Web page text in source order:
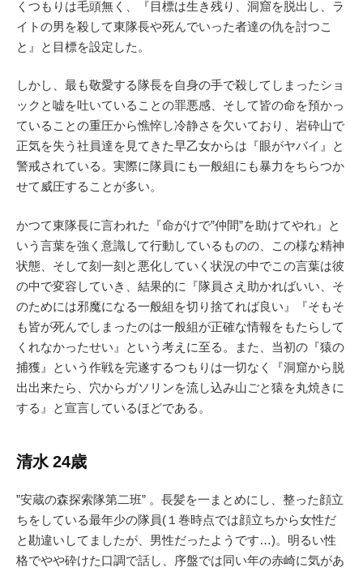
くつもりは毛頭無く、『目標は生き残り、洞窟を脱出し、ラ
イトの男を殺して東隊長や死んでいった者達の仇を討つこ
と』と目標を設定した。
しかし、最も敬愛する隊長を自身の手で殺してしまったショ
ックと嘘を吐いていることの罪悪感、そして皆の命を預かっ
ていることの重圧から憔悴し冷静さを欠いており、岩砕山で
正気を失う社員達を見てきた早乙女からは『眼がヤバイ』と
警戒されている。実際に隊員にも一般組にも暴力をちらつか
せて威圧することが多い。
かつて東隊長に言われた『命がけで”仲間”を助けてやれ』と
いう言葉を強く意識して行動しているものの、この様な精神
状態、そして刻一刻と悪化していく状況の中でこの言葉は彼
の中で変容していき、結果的に『隊員さえ助かればいい、そ
のためには邪魔になる一般組を切り捨てれば良い』『そもそ
も皆が死んでしまったのは一般組が正確な情報をもたらして
くれなかったせい』という考えに至る。また、当初の『猿の
捕獲』という作戦を完遂するつもりは一切なく『洞窟から脱
出出来たら、穴からガソリンを流し込み山ごと猿を丸焼きに
する』と宣言しているほどである。
清水 24歳
”安蔵の森探索隊第二班” 。長髪を一まとめにし、整った顔立
ちをしている最年少の隊員(１巻時点では顔立ちから女性だ
と勘違いしてましたが、男性だったようです…)。明るい性
格でやや砕けた口調で話し、序盤では同い年の赤崎に気があ